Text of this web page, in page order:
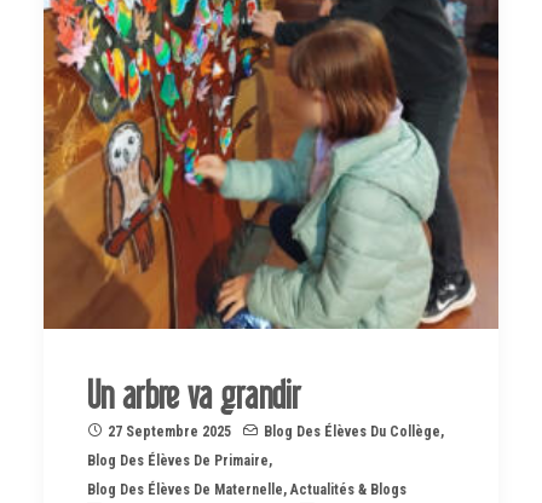
Un arbre va grandir
27 Septembre 2025 Blog Des Élèves Du Collège,
Blog Des Élèves De Primaire,
Blog Des Élèves De Maternelle, Actualités & Blogs